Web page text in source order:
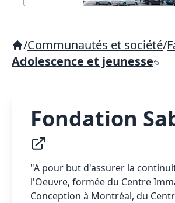
/Communautés et société/
Adolescence et jeunesse
Fondation
"A pour but d'assurer la
l'Oeuvre, formée du Centre
Conception à Montréal, du